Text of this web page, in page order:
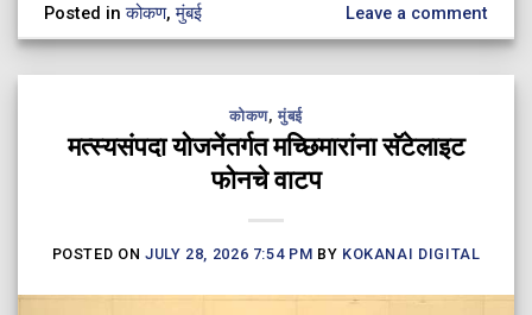
Posted inकोकण,मुंबई Leave a comment
कोकण,मुंबई
मत्स्यसंपदा योजनेंतर्गत मच्छिमारांना सॅटेलाइट
फोनचे वाटप
POSTED ON JULY 28, 2026 7:54 PM BY KOKANAI DIGITAL